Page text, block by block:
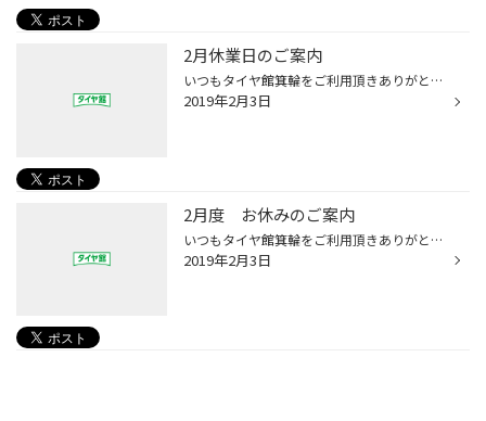
2月休業日のご案内
いつもタイヤ館箕輪をご利用頂きありがとうございます 2月の休業日ですが、 2/6（水）.2/12(火）.2/13（水）.2/19（火）.2/20（水）.2/27（水） 上記がお休みとなります。 なお.2/19（火）は社内研修の為臨時休業日となります。ご迷惑をお掛けしますが宜しくお願い致します。
2019年2月3日
2月度 お休みのご案内
いつもタイヤ館箕輪をご利用頂きありがとうございます 2月の休業日ですが、 2/6（水）.2/12(火）.2/13（水）.2/19（火）.2/20（水）.2/27（水） 上記がお休みとなります。 なお.2/19（火）は社内研修の為臨時休業日となります。ご迷惑をお掛けしますが宜しくお願い致します。
2019年2月3日